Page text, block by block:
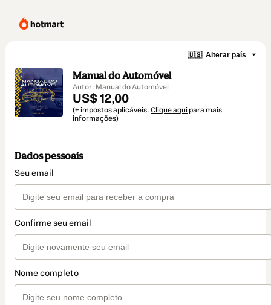
🇺🇸 Alterar país
Manual do Automóvel
Autor: Manual do Automóvel
US$ 12,00
(+ impostos aplicáveis. Clique aqui para mais
informações)
Dados pessoais
Seu email
Confirme seu email
Nome completo